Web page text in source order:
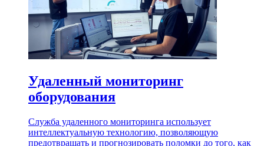
Удаленный мониторинг
оборудования
Служба удаленного мониторинга использует
интеллектуальную технологию, позволяющую
предотвращать и прогнозировать поломки до того, как